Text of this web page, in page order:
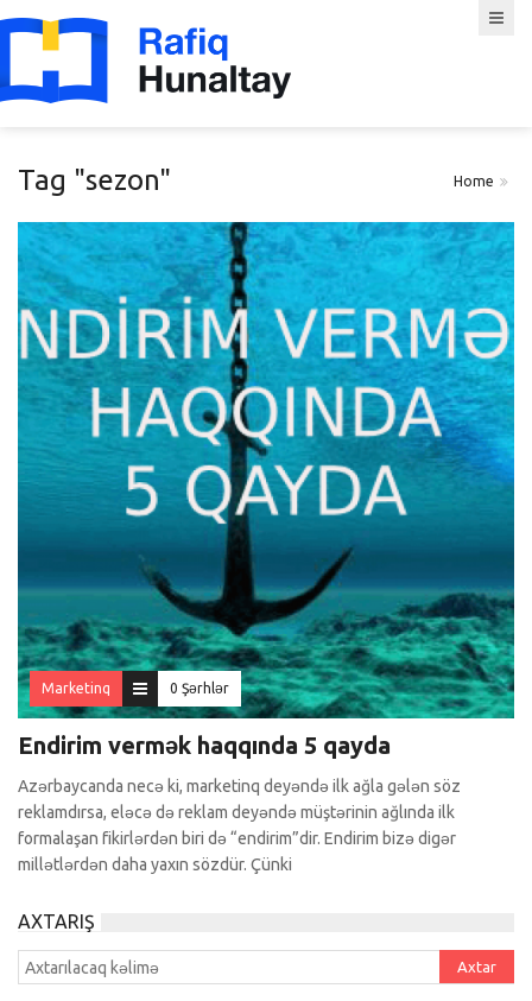
Tag "sezon" Home
Marketinq 0 Şərhlər
Endirim vermək haqqında 5 qayda
Azərbaycanda necə ki, marketinq deyəndə ilk ağla gələn söz
reklamdırsa, eləcə də reklam deyəndə müştərinin ağlında ilk
formalaşan fikirlərdən biri də “endirim”dir. Endirim bizə digər
millətlərdən daha yaxın sözdür. Çünki
AXTARIŞ